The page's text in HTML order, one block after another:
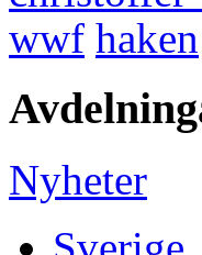
wwf haken
Nyheter